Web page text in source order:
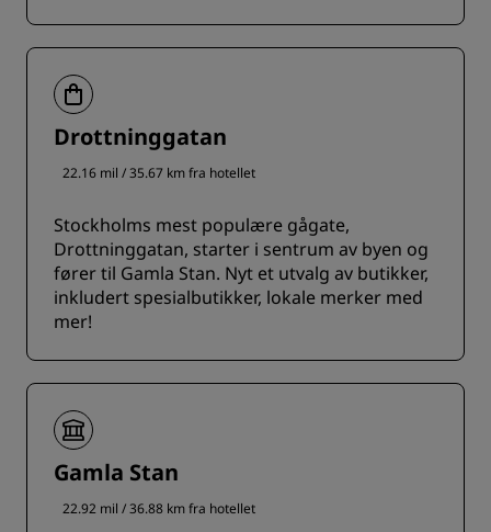
Drottninggatan
22.16 mil / 35.67 km fra hotellet
Stockholms mest populære gågate,
Drottninggatan, starter i sentrum av byen og
fører til Gamla Stan. Nyt et utvalg av butikker,
inkludert spesialbutikker, lokale merker med
mer!
Gamla Stan
22.92 mil / 36.88 km fra hotellet